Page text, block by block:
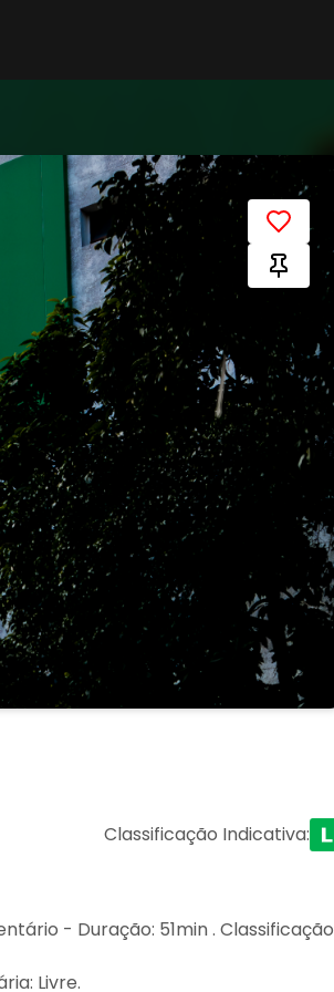
Classificação Indicativa:
- Duração: 51min . Classificação
Livre.